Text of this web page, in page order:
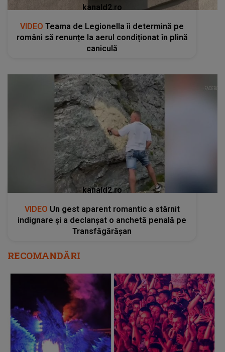
kanald2.ro
VIDEO Teama de Legionella îi determină pe
români să renunțe la aerul condiționat în plină
caniculă
kanald2.ro
VIDEO Un gest aparent romantic a stârnit
indignare și a declanșat o anchetă penală pe
Transfăgărășan
RECOMANDĂRI